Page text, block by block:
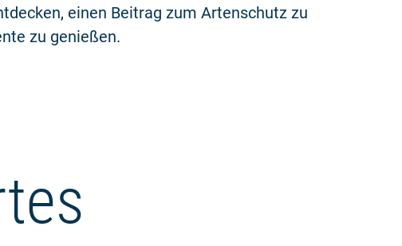
einen Beitrag zum Artenschutz zu
zu genießen.